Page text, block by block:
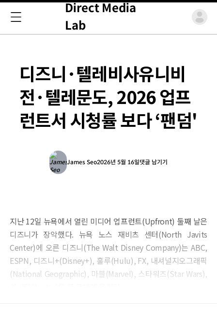
Direct Media
Lab
디즈니·텔레비사유니비
전·텔레문도, 2026 업프
런트서 시청률 보다 ‘팬덤'
James Seo2026년 5월 16일댓글 남기기
지난 12일 뉴욕에서 열린 미디어 업프런트(Upfront) 둘째 날은
디즈니가 장악했다. 뉴욕 노스 재비츠 센터(North Javits
Center)에 오른 디즈니(The Walt Disney Company)는 ABC,
ESPN, 디즈니+(Disney+), 훌루(Hulu), FX, 내셔널지오그래픽
(National Geographic), 마블(Marvel), 스타워즈(Star Wars),